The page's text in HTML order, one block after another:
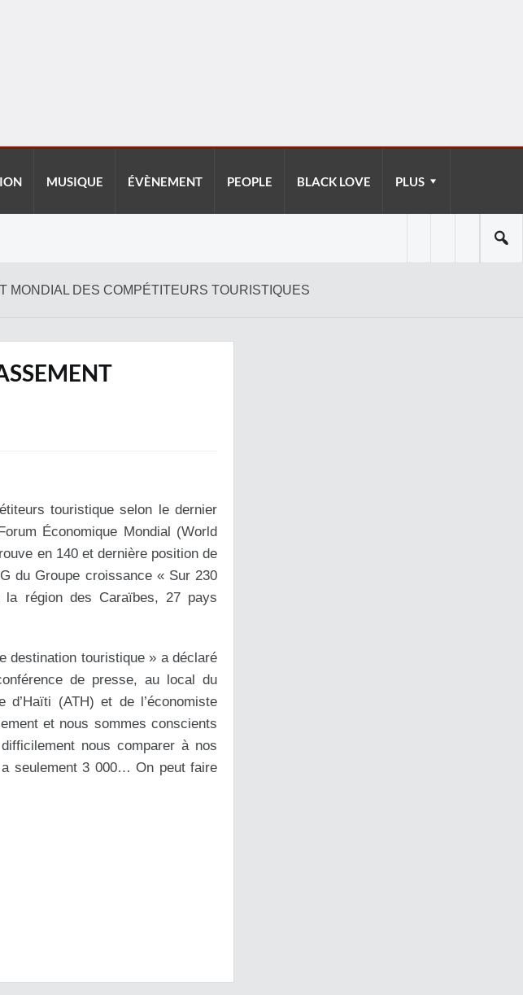
MUSIQUE ÉVÈNEMENT PEOPLE BLACK LOVE PLUS
MONDIAL DES COMPÉTITEURS TOURISTIQUES
touristique selon le dernier
Économique Mondial (World
en 140 et dernière position de
du Groupe croissance « Sur 230
région des Caraïbes, 27 pays
destination touristique » a déclaré
de presse, au local du
(ATH) et de l’économiste
et nous sommes conscients
nous comparer à nos
seulement 3 000… On peut faire